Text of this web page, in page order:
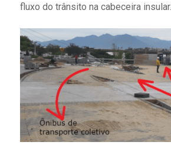
fluxo do trânsito na cabeceira insular.